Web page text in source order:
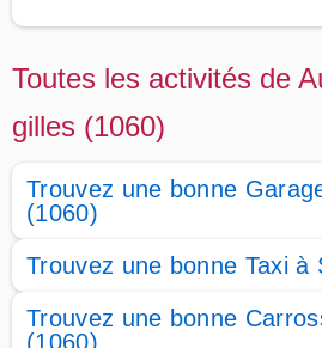
Toutes les activités de
gilles (1060)
Trouvez une bonne
(1060)
Trouvez une bonne Taxi à
Trouvez une bonne
(1060)